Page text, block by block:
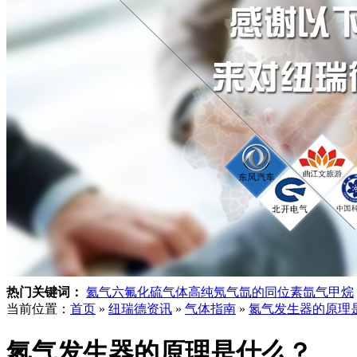
热门关键词： 氦气六氟化硫气体高纯氖气氙的同位素氙气甲烷
当前位置： 首页 » 纽瑞德资讯 » 气体指南 » 氮气发生器的原理